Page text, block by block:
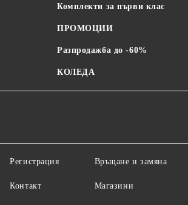
Комплекти за първи клас
ПРОМОЦИИ
Разпродажба до -60%
КОЛЕДА
Регистрация
Контакт
Връщане и замяна
Магазини